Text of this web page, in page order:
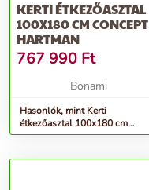
KERTI ÉTKEZŐASZTAL
100X180 CM CONCEPT –
HARTMAN
767 990 Ft
Bonami
Hasonlók, mint Kerti
étkezőasztal 100x180 cm
Concept – Hartman